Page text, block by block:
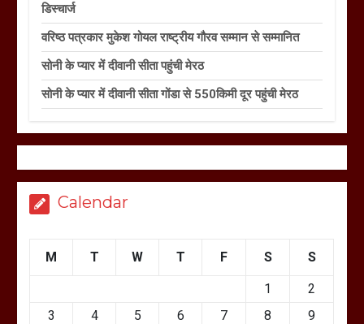
डिस्चार्ज
वरिष्ठ पत्रकार मुकेश गोयल राष्ट्रीय गौरव सम्मान से सम्मानित
सोनी के प्यार में दीवानी सीता पहुंची मेरठ
सोनी के प्यार में दीवानी सीता गोंडा से 550किमी दूर पहुंची मेरठ
Calendar
M T W T F S S
1
2
3
4 5 6 7 8
9